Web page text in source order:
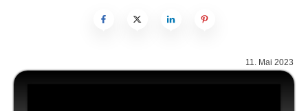
11. Mai 2023